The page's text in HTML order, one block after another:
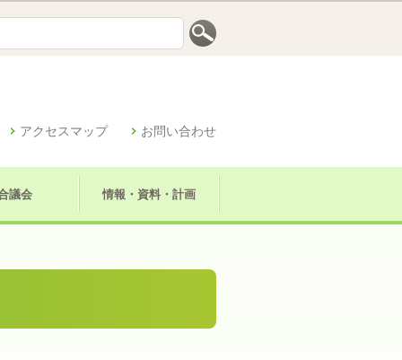
お問い合わせ
アクセスマップ
議会 情報・資料・計画